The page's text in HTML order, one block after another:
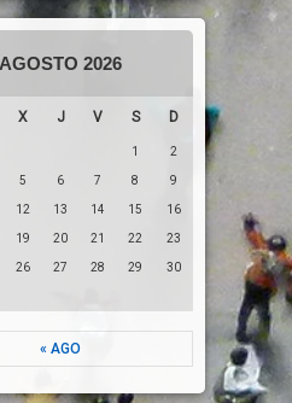
Reformulación De Nuestro
AGOSTO 2026
X J V S D
1 2
5 6 7 8 9
12 13 14 15 16
19 20 21 22 23
26 27 28 29 30
« AGO